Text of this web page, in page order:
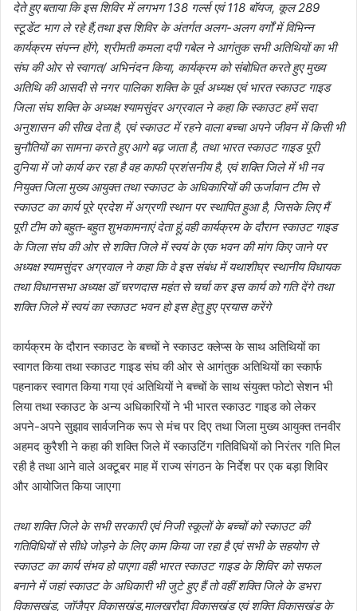
देते हुए बताया कि इस शिविर में लगभग 138 गर्ल्स एवं 118 बॉयज, कूल 289
स्टूडेंट भाग ले रहे हैं,तथा इस शिविर के अंतर्गत अलग-अलग वर्गों में विभिन्न
कार्यक्रम संपन्न होंगे, श्रीमती कमला दपी गबेल ने आगंतुक सभी अतिथियों का भी
संघ की ओर से स्वागत/ अभिनंदन किया, कार्यक्रम को संबोधित करते हुए मुख्य
अतिथि की आसदी से नगर पालिका शक्ति के पूर्व अध्यक्ष एवं भारत स्काउट गाइड
जिला संघ शक्ति के अध्यक्ष श्यामसुंदर अग्रवाल ने कहा कि स्काउट हमें सदा
अनुशासन की सीख देता है, एवं स्काउट में रहने वाला बच्चा अपने जीवन में किसी भी
चुनौतियों का सामना करते हुए आगे बढ़ जाता है, तथा भारत स्काउट गाइड पूरी
दुनिया में जो कार्य कर रहा है वह काफी प्रशंसनीय है, एवं शक्ति जिले में भी नव
नियुक्त जिला मुख्य आयुक्त तथा स्काउट के अधिकारियों की ऊर्जावान टीम से
स्काउट का कार्य पूरे प्रदेश में अग्रणी स्थान पर स्थापित हुआ है, जिसके लिए मैं
पूरी टीम को बहुत-बहुत शुभकामनाएं देता हूं,वही कार्यक्रम के दौरान स्काउट गाइड
के जिला संघ की ओर से शक्ति जिले में स्वयं के एक भवन की मांग किए जाने पर
अध्यक्ष श्यामसुंदर अग्रवाल ने कहा कि वे इस संबंध में यथाशीघ्र स्थानीय विधायक
तथा विधानसभा अध्यक्ष डॉ चरणदास महंत से चर्चा कर इस कार्य को गति देंगे तथा
शक्ति जिले में स्वयं का स्काउट भवन हो इस हेतु हुए प्रयास करेंगे
कार्यक्रम के दौरान स्काउट के बच्चों ने स्काउट क्लेप्स के साथ अतिथियों का
स्वागत किया तथा स्काउट गाइड संघ की ओर से आगंतुक अतिथियों का स्कार्फ
पहनाकर स्वागत किया गया एवं अतिथियों ने बच्चों के साथ संयुक्त फोटो सेशन भी
लिया तथा स्काउट के अन्य अधिकारियों ने भी भारत स्काउट गाइड को लेकर
अपने-अपने सुझाव सार्वजनिक रूप से मंच पर दिए तथा जिला मुख्य आयुक्त तनवीर
अहमद कुरैशी ने कहा की शक्ति जिले में स्काउटिंग गतिविधियों को निरंतर गति मिल
रही है तथा आने वाले अक्टूबर माह में राज्य संगठन के निर्देश पर एक बड़ा शिविर
और आयोजित किया जाएगा
तथा शक्ति जिले के सभी सरकारी एवं निजी स्कूलों के बच्चों को स्काउट की
गतिविधियों से सीधे जोड़ने के लिए काम किया जा रहा है एवं सभी के सहयोग से
स्काउट का कार्य संभव हो पाएगा वही भारत स्काउट गाइड के शिविर को सफल
बनाने में जहां स्काउट के अधिकारी भी जुटे हुए हैं तो वहीं शक्ति जिले के डभरा
विकासखंड, जॉजैपुर विकासखंड,मालखरौदा विकासखंड एवं शक्ति विकासखंड के